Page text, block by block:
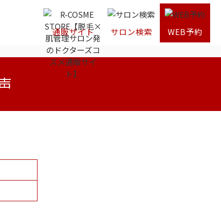
通販サイト サロン検索 WEB予約